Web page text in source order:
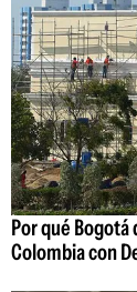
Por qué Bogotá
Colombia con